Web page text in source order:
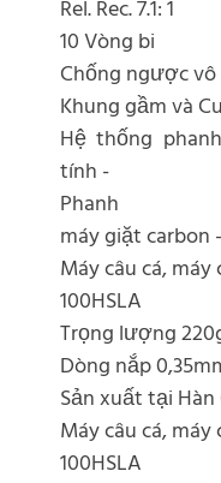
Rel. Rec. 7.1: 1
10 Vòng bi
Chống ngược
Khung gầm và
Hệ thống
tính -
Phanh
máy giặt carbon
Máy câu cá,
100HSLA
Trọng lượng
Dòng nắp
Sản xuất tại
Máy câu cá,
100HSLA